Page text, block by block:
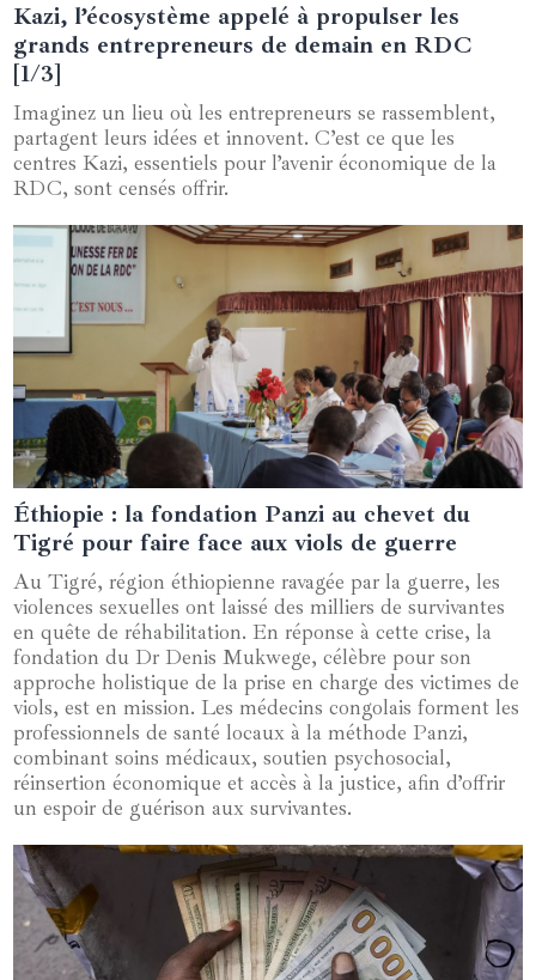
19 juin 2024
Kazi, l’écosystème appelé à propulser les
grands entrepreneurs de demain en RDC
[1/3]
Imaginez un lieu où les entrepreneurs se rassemblent,
partagent leurs idées et innovent. C’est ce que les
centres Kazi, essentiels pour l’avenir économique de la
RDC, sont censés offrir.
22 octobre 2024
Éthiopie : la fondation Panzi au chevet du
Tigré pour faire face aux viols de guerre
Au Tigré, région éthiopienne ravagée par la guerre, les
violences sexuelles ont laissé des milliers de survivantes
en quête de réhabilitation. En réponse à cette crise, la
fondation du Dr Denis Mukwege, célèbre pour son
approche holistique de la prise en charge des victimes de
viols, est en mission. Les médecins congolais forment les
professionnels de santé locaux à la méthode Panzi,
combinant soins médicaux, soutien psychosocial,
réinsertion économique et accès à la justice, afin d’offrir
un espoir de guérison aux survivantes.